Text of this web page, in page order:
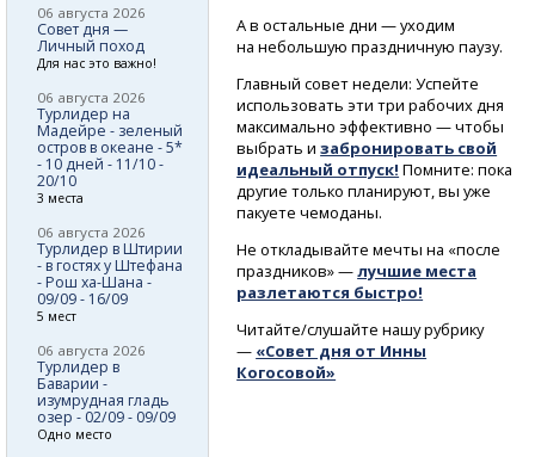
А в остальные дни — уходим
на небольшую праздничную паузу.
Главный совет недели: Успейте
использовать эти три рабочих дня
максимально эффективно — чтобы
выбрать изабронировать свой
идеальный отпуск! Помните: пока
другие только планируют, вы уже
пакуете чемоданы.
Не откладывайте мечты на «после
праздников» —лучшие места
разлетаются быстро!
Читайте/слушайте нашу рубрику
— «Совет дня от Инны
Когосовой»
06 августа 2026
Совет дня —
Личный поход
Для нас это важно!
06 августа 2026
Турлидер на
Мадейре - зеленый
остров в океане - 5*
- 10 дней - 11/10 -
20/10
3 места
06 августа 2026
Турлидер в Штирии
- в гостях у Штефана
- Рош ха-Шана -
09/09 - 16/09
5 мест
06 августа 2026
Турлидер в
Баварии -
изумрудная гладь
озер - 02/09 - 09/09
Одно место